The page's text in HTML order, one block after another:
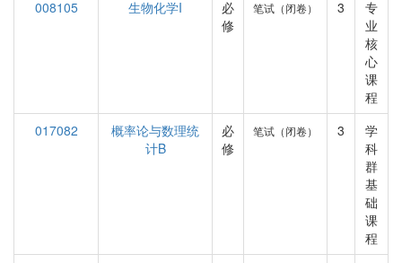
008105 生物化学I
必
修
笔试（闭卷） 3
专
业
核
心
课
程
017082
概率论与数理统
计B
必
修
笔试（闭卷） 3
学
科
群
基
础
课
程